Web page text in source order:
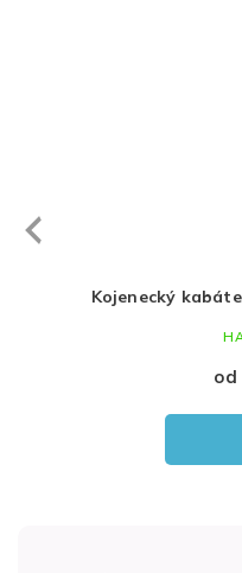
Kojenecký
od